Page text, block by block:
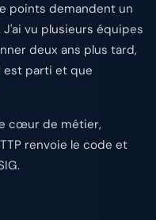
points demandent un
vu plusieurs équipes
deux ans plus tard,
est parti et que
cœur de métier,
renvoie le code et